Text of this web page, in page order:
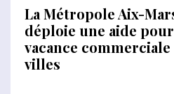
La Métropole Aix-
déploie une aide
vacance
villes